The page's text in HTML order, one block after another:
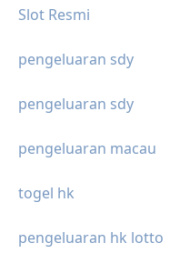
Slot Resmi
pengeluaran sdy
pengeluaran sdy
pengeluaran macau
togel hk
pengeluaran hk lotto